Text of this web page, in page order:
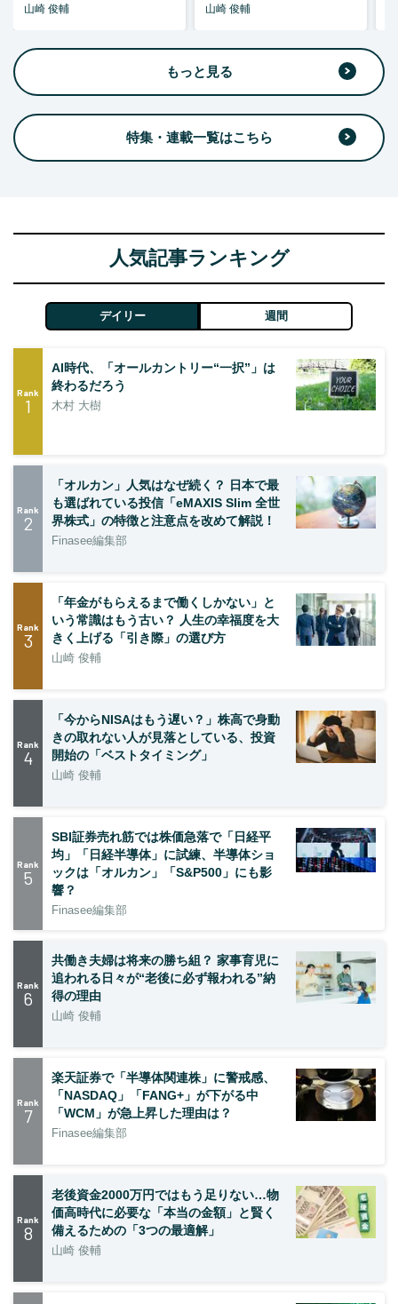
山崎 俊輔 山崎 俊輔
もっと見る
特集・連載一覧はこちら
人気記事ランキング
デイリー 週間
Rank
1
AI時代、「オールカントリー“一択”」は
終わるだろう
木村 大樹
Rank
2
「オルカン」人気はなぜ続く？ 日本で最
も選ばれている投信「eMAXIS Slim 全世
界株式」の特徴と注意点を改めて解説！
Finasee編集部
Rank
3
「年金がもらえるまで働くしかない」と
いう常識はもう古い？ 人生の幸福度を大
きく上げる「引き際」の選び方
山崎 俊輔
Rank
4
「今からNISAはもう遅い？」株高で身動
きの取れない人が見落としている、投資
開始の「ベストタイミング」
山崎 俊輔
Rank
5
SBI証券売れ筋では株価急落で「日経平
均」「日経半導体」に試練、半導体ショ
ックは「オルカン」「S&P500」にも影
響？
Finasee編集部
Rank
6
共働き夫婦は将来の勝ち組？ 家事育児に
追われる日々が“老後に必ず報われる”納
得の理由
山崎 俊輔
Rank
7
楽天証券で「半導体関連株」に警戒感、
「NASDAQ」「FANG+」が下がる中
「WCM」が急上昇した理由は？
Finasee編集部
Rank
8
老後資金2000万円ではもう足りない…物
価高時代に必要な「本当の金額」と賢く
備えるための「3つの最適解」
山崎 俊輔